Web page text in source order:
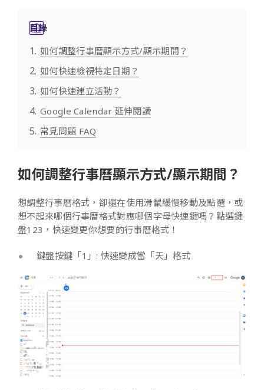
目錄
如何調整行事曆顯示方式/顯示期間？
如何快速檢視特定日期？
如何快速建立活動？
Google Calendar 延伸閱讀
常見問題 FAQ
如何調整行事曆顯示方式/顯示期間？
想調整行事曆格式，卻還在使用滑鼠緩慢移動及點選，或
想不起來哪個行事曆格式對應哪個字母快速鍵嗎？點選鍵
盤123，快速變更你想要的行事曆格式！
鍵盤按鍵「1」: 快速變成當「天」格式